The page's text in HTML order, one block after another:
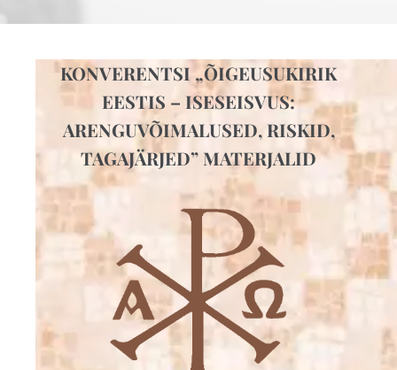
KONVERENTSI „ÕIGEUSUKIRIK
EESTIS – ISESEISVUS:
ARENGUVÕIMALUSED, RISKID,
TAGAJÄRJED” MATERJALID